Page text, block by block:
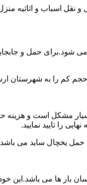
اسباب و اثاثیه
کم را به شهرستان
مشکل است و
را تایید نمایید.
ساید می
بار ها می باشد.این